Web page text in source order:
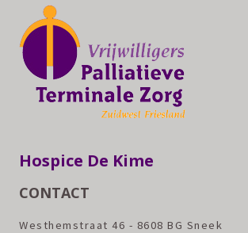
Hospice De Kime
CONTACT
Westhemstraat 46 - 8608 BG Sneek